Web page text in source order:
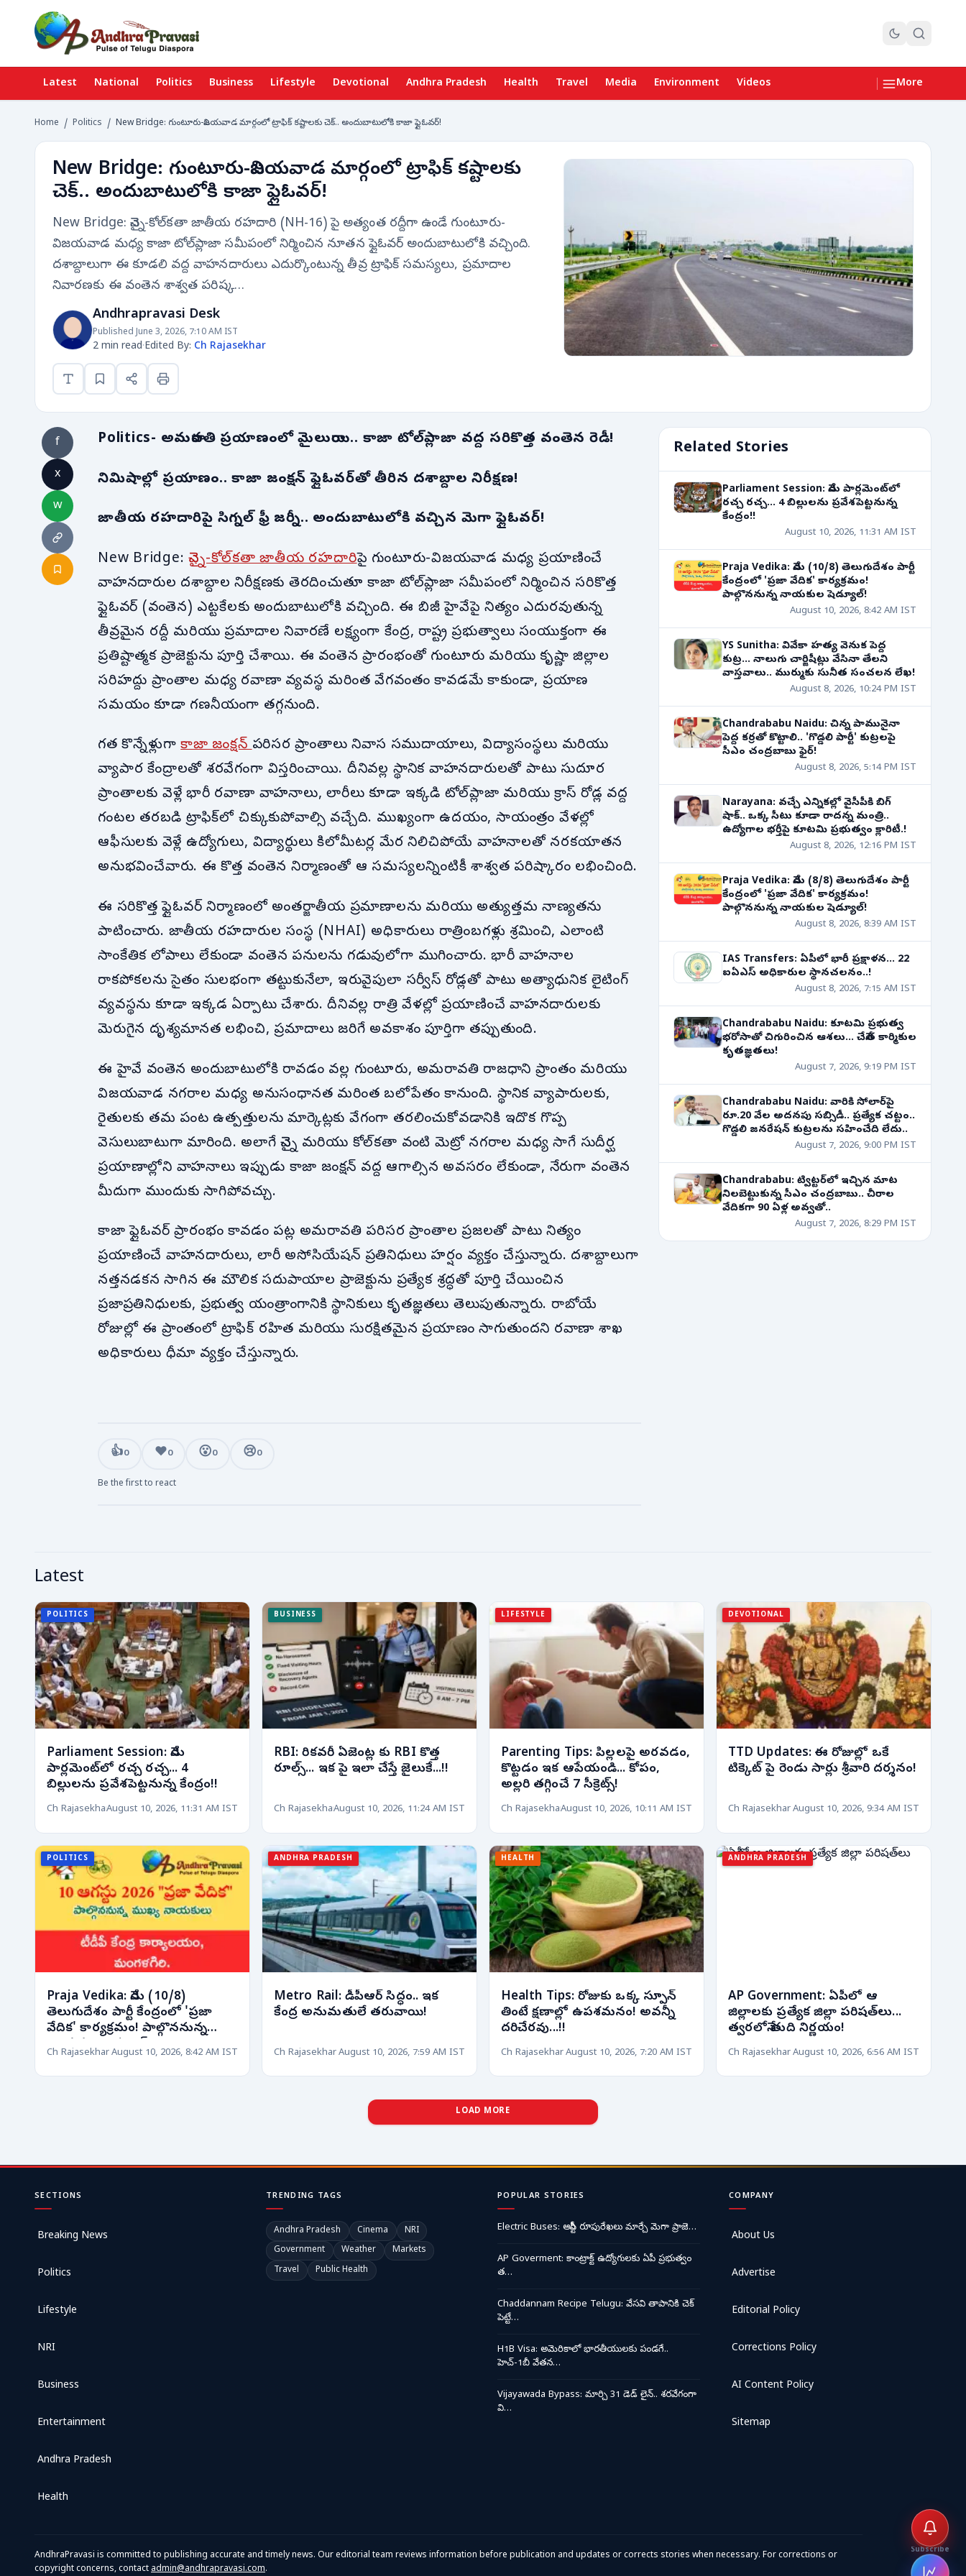
Latest National Politics Business Lifestyle Devotional Andhra Pradesh Health Travel Media Environment Videos More
Home / Politics / New Bridge: గుంటూరు-విజయవాడ మార్గంలో ట్రాఫిక్ కష్టాలకు చెక్.. అందుబాటులోకి కాజా ఫ్లైఓవర్!
New Bridge: గుంటూరు-విజయవాడ మార్గంలో ట్రాఫిక్ కష్టాలకు
చెక్.. అందుబాటులోకి కాజా ఫ్లైఓవర్!
New Bridge: చెన్నై-కోల్‌కతా జాతీయ రహదారి (NH-16) పై అత్యంత రద్దీగా ఉండే గుంటూరు-
విజయవాడ మధ్య కాజా టోల్‌ప్లాజా సమీపంలో నిర్మించిన నూతన ఫ్లైఓవర్ అందుబాటులోకి వచ్చింది.
దశాబ్దాలుగా ఈ కూడలి వద్ద వాహనదారులు ఎదుర్కొంటున్న తీవ్ర ట్రాఫిక్ సమస్యలు, ప్రమాదాల
నివారణకు ఈ వంతెన శాశ్వత పరిష్క…
Andhrapravasi Desk
Published June 3, 2026, 7:10 AM IST
2 min read·Edited By: Ch Rajasekhar
f
x
w
Politics- అమరావతి ప్రయాణంలో మైలురాయి.. కాజా టోల్‌ప్లాజా వద్ద సరికొత్త వంతెన రెడీ!
నిమిషాల్లో ప్రయాణం.. కాజా జంక్షన్ ఫ్లైఓవర్‌తో తీరిన దశాబ్దాల నిరీక్షణ!
జాతీయ రహదారిపై సిగ్నల్ ఫ్రీ జర్నీ.. అందుబాటులోకి వచ్చిన మెగా ఫ్లైఓవర్!
New Bridge:చెన్నై-కోల్‌కతా జాతీయ రహదారిపై గుంటూరు-విజయవాడ మధ్య ప్రయాణించే
వాహనదారుల దశాబ్దాల నిరీక్షణకు తెరదించుతూ కాజా టోల్‌ప్లాజా సమీపంలో నిర్మించిన సరికొత్త
ఫ్లైఓవర్ (వంతెన) ఎట్టకేలకు అందుబాటులోకి వచ్చింది. ఈ బిజీ హైవేపై నిత్యం ఎదురవుతున్న
తీవ్రమైన రద్దీ మరియు ప్రమాదాల నివారణే లక్ష్యంగా కేంద్ర, రాష్ట్ర ప్రభుత్వాలు సంయుక్తంగా ఈ
ప్రతిష్టాత్మక ప్రాజెక్టును పూర్తి చేశాయి. ఈ వంతెన ప్రారంభంతో గుంటూరు మరియు కృష్ణా జిల్లాల
సరిహద్దు ప్రాంతాల మధ్య రవాణా వ్యవస్థ మరింత వేగవంతం కావడమే కాకుండా, ప్రయాణ
సమయం కూడా గణనీయంగా తగ్గనుంది.
గత కొన్నేళ్లుగాకాజా జంక్షన్పరిసర ప్రాంతాలు నివాస సముదాయాలు, విద్యాసంస్థలు మరియు
వ్యాపార కేంద్రాలతో శరవేగంగా విస్తరించాయి. దీనివల్ల స్థానిక వాహనదారులతో పాటు సుదూర
ప్రాంతాలకు వెళ్లే భారీ రవాణా వాహనాలు, లారీలు కూడా ఇక్కడి టోల్‌ప్లాజా మరియు క్రాస్ రోడ్ల వద్ద
గంటల తరబడి ట్రాఫిక్‌లో చిక్కుకుపోవాల్సి వచ్చేది. ముఖ్యంగా ఉదయం, సాయంత్రం వేళల్లో
ఆఫీసులకు వెళ్లే ఉద్యోగులు, విద్యార్థులు కిలోమీటర్ల మేర నిలిచిపోయే వాహనాలతో నరకయాతన
అనుభవించేవారు. ఈ కొత్త వంతెన నిర్మాణంతో ఆ సమస్యలన్నింటికీ శాశ్వత పరిష్కారం లభించింది.
ఈ సరికొత్త ఫ్లైఓవర్ నిర్మాణంలో అంతర్జాతీయ ప్రమాణాలను మరియు అత్యుత్తమ నాణ్యతను
పాటించారు. జాతీయ రహదారుల సంస్థ (NHAI) అధికారులు రాత్రింబగళ్లు శ్రమించి, ఎలాంటి
సాంకేతిక లోపాలు లేకుండా వంతెన పనులను గడువులోగా ముగించారు. భారీ వాహనాల
రాకపోకలను సైతం సులభంగా తట్టుకునేలా, ఇరువైపులా సర్వీస్ రోడ్లతో పాటు అత్యాధునిక లైటింగ్
వ్యవస్థను కూడా ఇక్కడ ఏర్పాటు చేశారు. దీనివల్ల రాత్రి వేళల్లో ప్రయాణించే వాహనదారులకు
మెరుగైన దృశ్యమానత లభించి, ప్రమాదాలు జరిగే అవకాశం పూర్తిగా తప్పుతుంది.
ఈ హైవే వంతెన అందుబాటులోకి రావడం వల్ల గుంటూరు, అమరావతి రాజధాని ప్రాంతం మరియు
విజయవాడ నగరాల మధ్య అనుసంధానత మరింత బలోపేతం కానుంది. స్థానిక వ్యాపారులకు,
రైతులకు తమ పంట ఉత్పత్తులను మార్కెట్లకు వేగంగా తరలించుకోవడానికి ఇదొక గొప్ప
వెసులుబాటుగా మారింది. అలాగే చెన్నై మరియు కోల్‌కతా వంటి మెట్రో నగరాల మధ్య సాగే సుదీర్ఘ
ప్రయాణాల్లోని వాహనాలు ఇప్పుడు కాజా జంక్షన్ వద్ద ఆగాల్సిన అవసరం లేకుండా, నేరుగా వంతెన
మీదుగా ముందుకు సాగిపోవచ్చు.
కాజా ఫ్లైఓవర్ ప్రారంభం కావడం పట్ల అమరావతి పరిసర ప్రాంతాల ప్రజలతో పాటు నిత్యం
ప్రయాణించే వాహనదారులు, లారీ అసోసియేషన్ ప్రతినిధులు హర్షం వ్యక్తం చేస్తున్నారు. దశాబ్దాలుగా
నత్తనడకన సాగిన ఈ మౌలిక సదుపాయాల ప్రాజెక్టును ప్రత్యేక శ్రద్ధతో పూర్తి చేయించిన
ప్రజాప్రతినిధులకు, ప్రభుత్వ యంత్రాంగానికి స్థానికులు కృతజ్ఞతలు తెలుపుతున్నారు. రాబోయే
రోజుల్లో ఈ ప్రాంతంలో ట్రాఫిక్ రహిత మరియు సురక్షితమైన ప్రయాణం సాగుతుందని రవాణా శాఖ
అధికారులు ధీమా వ్యక్తం చేస్తున్నారు.
Related Stories
Parliament Session: నేడు పార్లమెంట్‌లో
రచ్చ రచ్చ... 4 బిల్లులను ప్రవేశపెట్టనున్న
కేంద్రం!!
August 10, 2026, 11:31 AM IST
Praja Vedika: నేడు (10/8) తెలుగుదేశం పార్టీ
కేంద్రంలో 'ప్రజా వేదిక' కార్యక్రమం!
పాల్గొననున్న నాయకుల షెడ్యూల్!
August 10, 2026, 8:42 AM IST
YS Sunitha: వివేకా హత్య వెనుక పెద్ద
కుట్ర... నాలుగు చార్జిషీట్లు వేసినా తేలని
వాస్తవాలు.. ముర్ముకు సునీత సంచలన లేఖ!
August 8, 2026, 10:24 PM IST
Chandrababu Naidu: చిన్న పామునైనా
పెద్ద కర్రతో కొట్టాలి.. 'గొడ్డలి పార్టీ' కుట్రలపై
సీఎం చంద్రబాబు ఫైర్!
August 8, 2026, 5:14 PM IST
Narayana: వచ్చే ఎన్నికల్లో వైసీపీకి బిగ్
షాక్.. ఒక్క సీటు కూడా రాదన్న మంత్రి..
ఉద్యోగాల భర్తీపై కూటమి ప్రభుత్వం క్లారిటీ.!
August 8, 2026, 12:16 PM IST
Praja Vedika: నేడు (8/8) తెలుగుదేశం పార్టీ
కేంద్రంలో 'ప్రజా వేదిక' కార్యక్రమం!
పాల్గొననున్న నాయకుల షెడ్యూల్!
August 8, 2026, 8:39 AM IST
IAS Transfers: ఏపీలో భారీ ప్రక్షాళన... 22
ఐఏఎస్ అధికారుల స్థానచలనం..!
August 8, 2026, 7:15 AM IST
Chandrababu Naidu: కూటమి ప్రభుత్వ
భరోసాతో చిగురించిన ఆశలు... చేనేత కార్మికుల
కృతజ్ఞతలు!
August 7, 2026, 9:19 PM IST
Chandrababu Naidu: వారికి సోలార్‌పై
రూ.20 వేల అదనపు సబ్సిడీ.. ప్రత్యేక చట్టం..
గొడ్డలి జనరేషన్ కుట్రలను సహించేది లేదు..
August 7, 2026, 9:00 PM IST
Chandrababu: ట్విట్టర్‌లో ఇచ్చిన మాట
నిలబెట్టుకున్న సీఎం చంద్రబాబు.. చీరాల
వేదికగా 90 ఏళ్ల అవ్వతో..
August 7, 2026, 8:29 PM IST
👍0 ❤️0 😮0 😢0
Be the first to react
Latest
POLITICS
Parliament Session: నేడు
పార్లమెంట్‌లో రచ్చ రచ్చ... 4
బిల్లులను ప్రవేశపెట్టనున్న కేంద్రం!!
Ch RajasekharAugust 10, 2026, 11:31 AM IST
BUSINESS
RBI: రికవరీ ఏజెంట్ల కు RBI కొత్త
రూల్స్... ఇక పై ఇలా చేస్తే జైలుకే...!!
Ch RajasekharAugust 10, 2026, 11:24 AM IST
LIFESTYLE
Parenting Tips: పిల్లలపై అరవడం,
కొట్టడం ఇక ఆపేయండి... కోపం,
అల్లరి తగ్గించే 7 సీక్రెట్స్!
Ch RajasekharAugust 10, 2026, 10:11 AM IST
DEVOTIONAL
TTD Updates: ఈ రోజుల్లో ఒకే
టిక్కెట్ పై రెండు సార్లు శ్రీవారి దర్శనం!
Ch RajasekharAugust 10, 2026, 9:34 AM IST
POLITICS
Praja Vedika: నేడు (10/8)
తెలుగుదేశం పార్టీ కేంద్రంలో 'ప్రజా
వేదిక' కార్యక్రమం! పాల్గొననున్న
నాయకుల షెడ్యూల్!
Ch RajasekharAugust 10, 2026, 8:42 AM IST
ANDHRA PRADESH
Metro Rail: డీపీఆర్ సిద్ధం.. ఇక
కేంద్ర అనుమతులే తరువాయి!
Ch RajasekharAugust 10, 2026, 7:59 AM IST
HEALTH
Health Tips: రోజుకు ఒక్క స్పూన్
తింటే క్షణాల్లో ఉపశమనం! అవన్నీ
దరిచేరవు...!!
Ch RajasekharAugust 10, 2026, 7:20 AM IST
ANDHRA PRADESH
AP Government: ఏపీలో ఆ
జిల్లాలకు ప్రత్యేక జిల్లా పరిషత్‌లు...
త్వరలోనే తుది నిర్ణయం!
Ch RajasekharAugust 10, 2026, 6:56 AM IST
LOAD MORE
SECTIONS
Breaking News
Politics
Lifestyle
NRI
Business
Entertainment
Andhra Pradesh
Health
TRENDING TAGS
Andhra Pradesh Cinema
NRI
Government
Weather
Markets
Travel
Public Health
POPULAR STORIES
Electric Buses: ఆర్టీసీ రూపురేఖలు మార్చే మెగా ప్రాజె…
AP Goverment: కాంట్రాక్ట్ ఉద్యోగులకు ఏపీ ప్రభుత్వం
త…
Chaddannam Recipe Telugu: వేసవి తాపానికి చెక్
పెట్టే…
H1B Visa: అమెరికాలో భారతీయులకు పండగే..
హెచ్-1బీ వేతన…
Vijayawada Bypass: మార్చి 31 డెడ్ లైన్.. శరవేగంగా
వి…
COMPANY
About Us
Advertise
Editorial Policy
Corrections Policy
AI Content Policy
Sitemap
AndhraPravasi is committed to publishing accurate and timely news. Our editorial team reviews information before publication and updates or corrects stories when necessary. For corrections or
copyright concerns, contactadmin@andhrapravasi.com.
Subscribe